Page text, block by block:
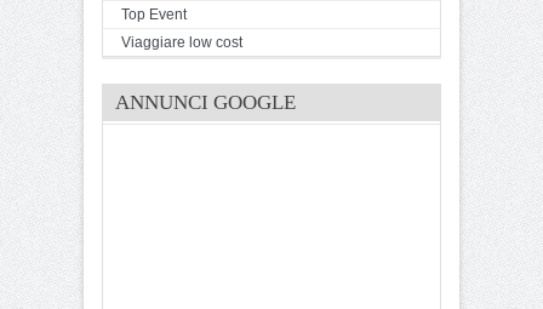
Top Event
Viaggiare low cost
ANNUNCI GOOGLE